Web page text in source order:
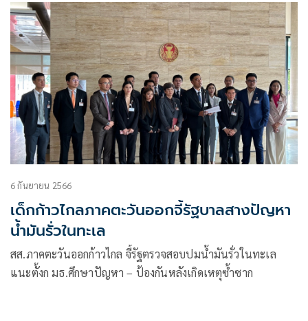
6 กันยายน 2566
เด็กก้าวไกลภาคตะวันออกจี้รัฐบาลสางปัญหา
น้ำมันรั่วในทะเล
สส.ภาคตะวันออกก้าวไกล จี้รัฐตรวจสอบปมน้ำมันรั่วในทะเล
แนะตั้งก มธ.ศึกษาปัญหา – ป้องกันหลังเกิดเหตุซ้ำซาก